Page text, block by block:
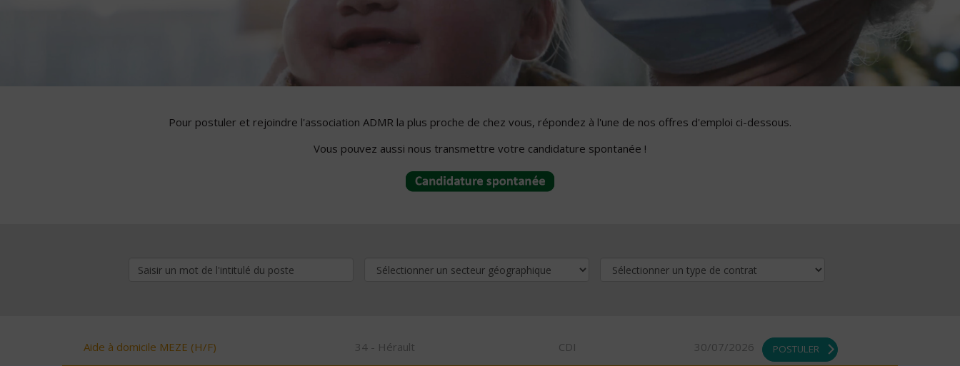
Pour postuler et rejoindre l'association ADMR la plus proche de chez vous, répondez à l'une de nos offres d'emploi ci-dessous.
Vous pouvez aussi nous transmettre votre candidature spontanée !
Aide à domicile MEZE (H/F) 34 - Hérault CDI 30/07/2026 POSTULER